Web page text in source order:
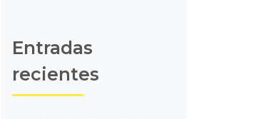
Entradas
recientes